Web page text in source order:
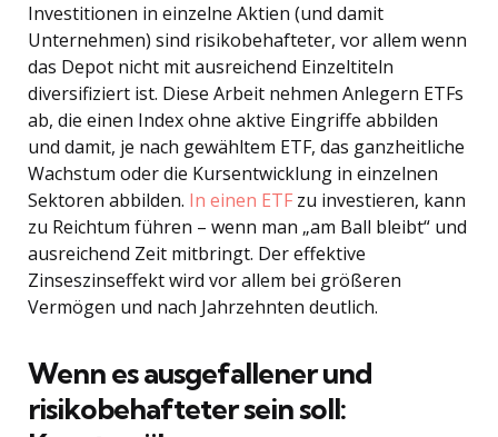
Investitionen in einzelne Aktien (und damit
Unternehmen) sind risikobehafteter, vor allem wenn
das Depot nicht mit ausreichend Einzeltiteln
diversifiziert ist. Diese Arbeit nehmen Anlegern ETFs
ab, die einen Index ohne aktive Eingriffe abbilden
und damit, je nach gewähltem ETF, das ganzheitliche
Wachstum oder die Kursentwicklung in einzelnen
Sektoren abbilden. In einen ETF zu investieren, kann
zu Reichtum führen – wenn man „am Ball bleibt“ und
ausreichend Zeit mitbringt. Der effektive
Zinseszinseffekt wird vor allem bei größeren
Vermögen und nach Jahrzehnten deutlich.
Wenn es ausgefallener und
risikobehafteter sein soll: